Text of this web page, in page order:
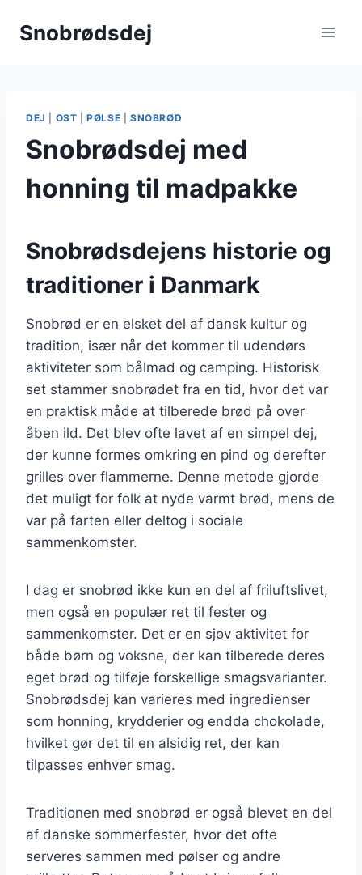
Snobrødsdej
DEJ OST |PØLSE SNOBRØD
Snobrødsdej med
honning til madpakke
Snobrødsdejens historie og
traditioner i Danmark
Snobrød er en elsket del af dansk kultur og
tradition, især når det kommer til udendørs
aktiviteter som bålmad og camping. Historisk
set stammer snobrødet fra en tid, hvor det var
en praktisk måde at tilberede brød på over
åben ild. Det blev ofte lavet af en simpel dej,
der kunne formes omkring en pind og derefter
grilles over flammerne. Denne metode gjorde
det muligt for folk at nyde varmt brød, mens de
var på farten eller deltog i sociale
sammenkomster.
I dag er snobrød ikke kun en del af friluftslivet,
men også en populær ret til fester og
sammenkomster. Det er en sjov aktivitet for
både børn og voksne, der kan tilberede deres
eget brød og tilføje forskellige smagsvarianter.
Snobrødsdej kan varieres med ingredienser
som honning, krydderier og endda chokolade,
hvilket gør det til en alsidig ret, der kan
tilpasses enhver smag.
Traditionen med snobrød er også blevet en del
af danske sommerfester, hvor det ofte
serveres sammen med pølser og andre